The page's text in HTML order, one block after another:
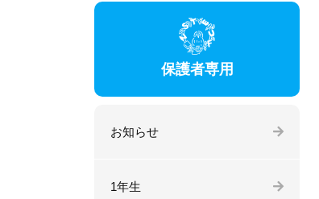
保護者専用
お知らせ
1年生